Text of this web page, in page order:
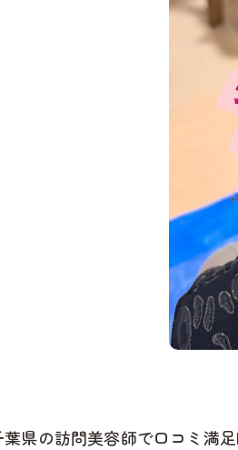
葉県の訪問美容師で口コミ満